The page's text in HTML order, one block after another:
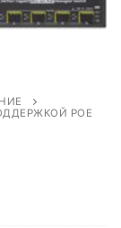
POE